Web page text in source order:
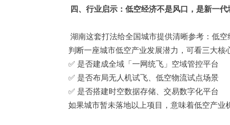
四、行业启示：低空经济不是风口，是新一代
湖南这套打法给全国城市提供清晰参考：低
判断一座城市低空产业发展潜力，可看三大核
✅ 是否建成全域「一网统飞」空域管控平台
✅ 是否布局无人机试飞、低空物流试点场景
✅ 是否搭建时空数据存储、交易数字化平台
如果城市暂未落地以上项目，意味着低空产业